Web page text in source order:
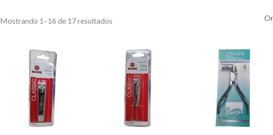
Mostrando 1–16 de 17 resultados